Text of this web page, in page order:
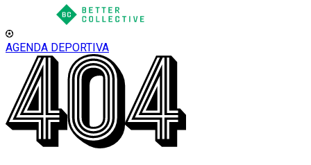
AGENDA DEPORTIVA